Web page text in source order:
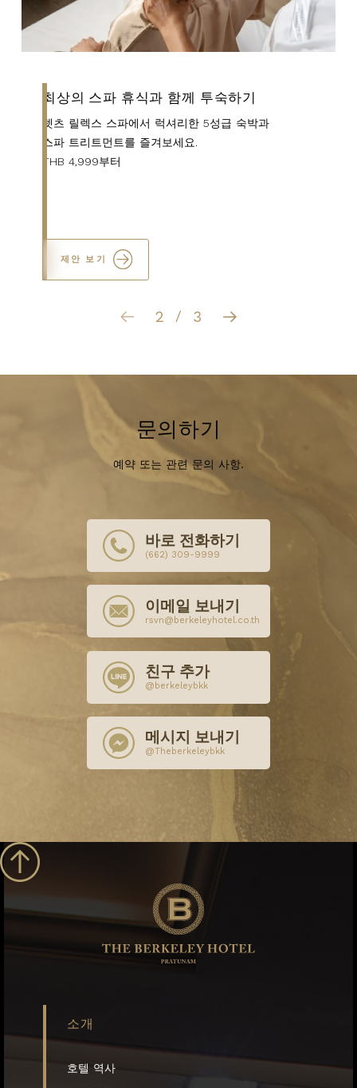
딤섬 요리와 함께 숙박하기
제안 보기
조식과 무제한 딤섬이 포함된 객실!
2인 기준 1박 4,999부터
3 / 3
문의하기
예약 또는 관련 문의 사항.
바로 전화하기
(662) 309-9999
이메일 보내기
rsvn@berkeleyhotel.co.th
친구 추가
@berkeleybkk
메시지 보내기
@Theberkeleybkk
소개
호텔 역사